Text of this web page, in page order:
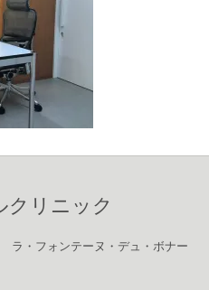
リニック
ラ・フォンテーヌ・デュ・ボナー